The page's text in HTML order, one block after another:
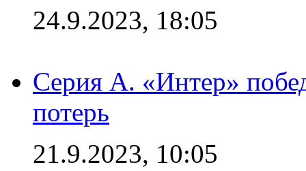
24.9.2023, 18:05
Серия А. «Интер»
потерь
21.9.2023, 10:05